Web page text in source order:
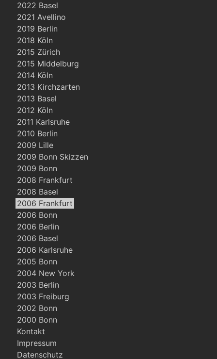
2022 Basel
2021 Avellino
2019 Berlin
2018 Köln
2015 Zürich
2015 Middelburg
2014 Köln
2013 Kirchzarten
2013 Basel
2012 Köln
2011 Karlsruhe
2010 Berlin
2009 Lille
2009 Bonn Skizzen
2009 Bonn
2008 Frankfurt
2008 Basel
2006 Frankfurt
2006 Bonn
2006 Berlin
2006 Basel
2006 Karlsruhe
2005 Bonn
2004 New York
2003 Berlin
2003 Freiburg
2002 Bonn
2000 Bonn
Kontakt
Impressum
Datenschutz